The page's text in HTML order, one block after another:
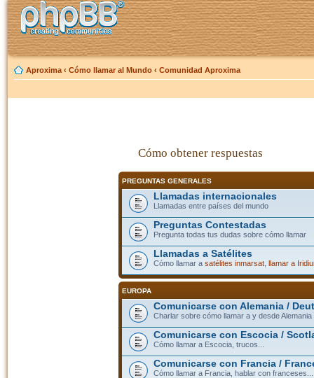
Aproxima ‹ Cómo llamar al Mundo ‹ Comunidad Aproxima
Cómo obtener respuestas
PREGUNTAS GENERALES
Llamadas internacionales
Llamadas entre países del mundo
Preguntas Contestadas
Pregunta todas tus dudas sobre cómo llamar
Llamadas a Satélites
Cómo llamar a satélites inmarsat, llamar a
EUROPA
Comunicarse con Alemania /
Charlar sobre cómo llamar a y desde Alemania
Comunicarse con Escocia /
Cómo llamar a Escocia, trucos...
Comunicarse con Francia /
Cómo llamar a Francia, hablar con franceses...